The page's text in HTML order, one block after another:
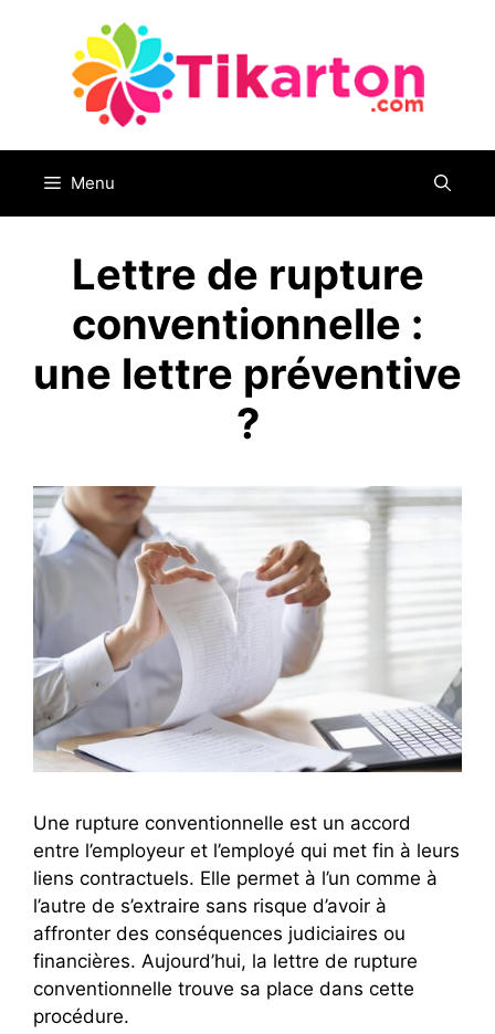
Menu
Lettre de rupture
conventionnelle :
une lettre préventive
?
Une rupture conventionnelle est un accord
entre l’employeur et l’employé qui met fin à leurs
liens contractuels. Elle permet à l’un comme à
l’autre de s’extraire sans risque d’avoir à
affronter des conséquences judiciaires ou
financières. Aujourd’hui, la lettre de rupture
conventionnelle trouve sa place dans cette
procédure.